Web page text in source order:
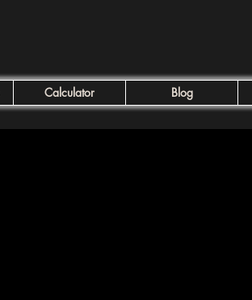
Calculator Blog